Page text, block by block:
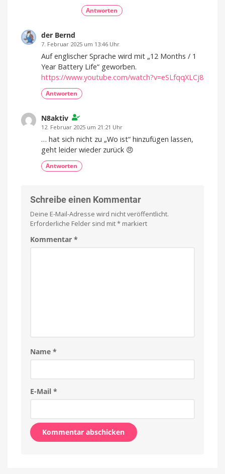
Antworten
der Bernd
7. Februar 2025 um 13:46 Uhr
Auf englischer Sprache wird mit „12 Months / 1
Year Battery Life“ geworben.
https://www.youtube.com/watch?v=eSLfqqXLCj8
Antworten
N8aktiv
12. Februar 2025 um 21:21 Uhr
… hat sich nicht zu „Wo ist“ hinzufügen lassen,
geht leider wieder zurück 😠
Antworten
Schreibe einen Kommentar
Deine E-Mail-Adresse wird nicht veröffentlicht.
Erforderliche Felder sind mit* markiert
Kommentar *
Name *
E-Mail *